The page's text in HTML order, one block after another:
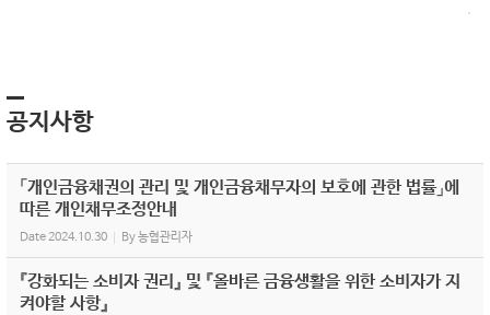
공지사항
「개인금융채권의 관리 및 개인금융채무자의 보호에 관한 법률」에
따른 개인채무조정안내
Date2024.10.30 By농협관리자
『강화되는 소비자 권리』 및 『올바른 금융생활을 위한 소비자가 지
켜야할 사항』